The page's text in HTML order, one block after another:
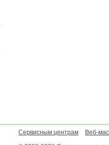
Сервисным центрам
Веб-